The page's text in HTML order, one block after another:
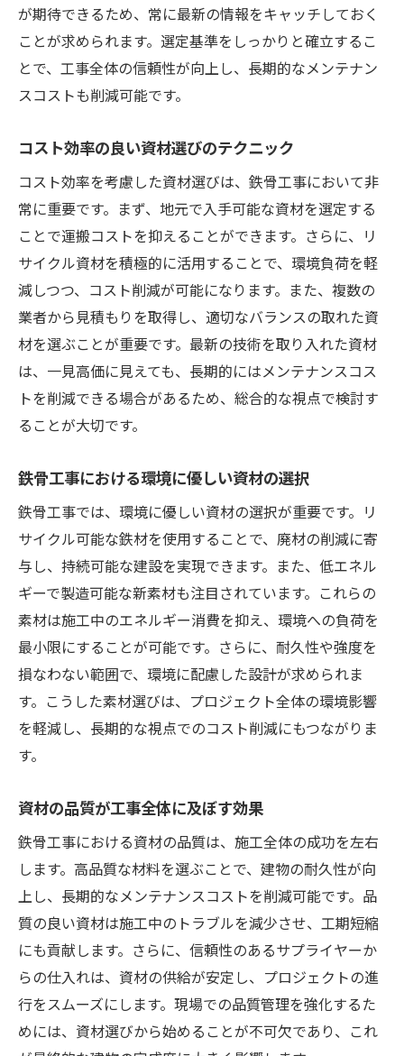
が期待できるため、常に最新の情報をキャッチしておく
ことが求められます。選定基準をしっかりと確立するこ
とで、工事全体の信頼性が向上し、長期的なメンテナン
スコストも削減可能です。
コスト効率の良い資材選びのテクニック
コスト効率を考慮した資材選びは、鉄骨工事において非
常に重要です。まず、地元で入手可能な資材を選定する
ことで運搬コストを抑えることができます。さらに、リ
サイクル資材を積極的に活用することで、環境負荷を軽
減しつつ、コスト削減が可能になります。また、複数の
業者から見積もりを取得し、適切なバランスの取れた資
材を選ぶことが重要です。最新の技術を取り入れた資材
は、一見高価に見えても、長期的にはメンテナンスコス
トを削減できる場合があるため、総合的な視点で検討す
ることが大切です。
鉄骨工事における環境に優しい資材の選択
鉄骨工事では、環境に優しい資材の選択が重要です。リ
サイクル可能な鉄材を使用することで、廃材の削減に寄
与し、持続可能な建設を実現できます。また、低エネル
ギーで製造可能な新素材も注目されています。これらの
素材は施工中のエネルギー消費を抑え、環境への負荷を
最小限にすることが可能です。さらに、耐久性や強度を
損なわない範囲で、環境に配慮した設計が求められま
す。こうした素材選びは、プロジェクト全体の環境影響
を軽減し、長期的な視点でのコスト削減にもつながりま
す。
資材の品質が工事全体に及ぼす効果
鉄骨工事における資材の品質は、施工全体の成功を左右
します。高品質な材料を選ぶことで、建物の耐久性が向
上し、長期的なメンテナンスコストを削減可能です。品
質の良い資材は施工中のトラブルを減少させ、工期短縮
にも貢献します。さらに、信頼性のあるサプライヤーか
らの仕入れは、資材の供給が安定し、プロジェクトの進
行をスムーズにします。現場での品質管理を強化するた
めには、資材選びから始めることが不可欠であり、これ